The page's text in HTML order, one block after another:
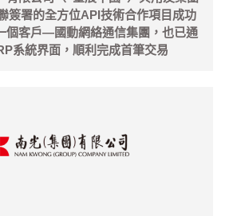
簽署的全方位API技術合作項目成功
個客戶—國動網絡通信集團，也已通
系統界面，順利完成首筆交易